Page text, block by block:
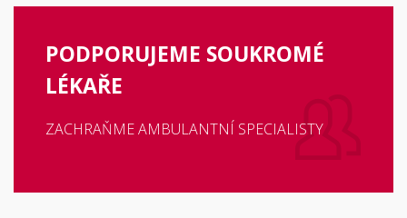
PODPORUJEME SOUKROMÉ
LÉKAŘE
ZACHRAŇME AMBULANTNÍ SPECIALISTY